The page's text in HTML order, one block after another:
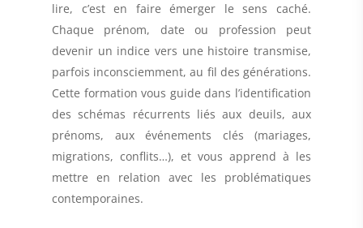
lire, c’est en faire émerger le sens caché.
Chaque prénom, date ou profession peut
devenir un indice vers une histoire transmise,
parfois inconsciemment, au fil des générations.
Cette formation vous guide dans l’identification
des schémas récurrents liés aux deuils, aux
prénoms, aux événements clés (mariages,
migrations, conflits…), et vous apprend à les
mettre en relation avec les problématiques
contemporaines.